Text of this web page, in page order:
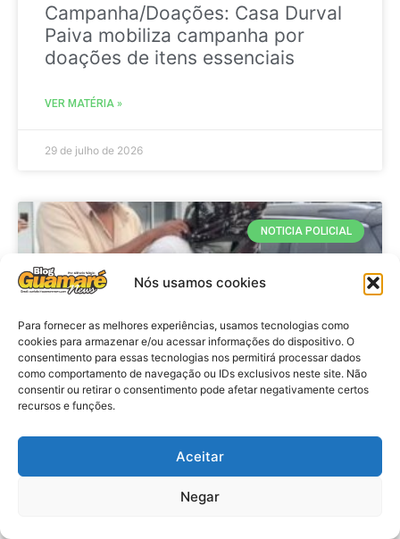
Nós usamos cookies
Para fornecer as melhores experiências, usamos tecnologias como
cookies para armazenar e/ou acessar informações do dispositivo. O
consentimento para essas tecnologias nos permitirá processar dados
como comportamento de navegação ou IDs exclusivos neste site. Não
consentir ou retirar o consentimento pode afetar negativamente certos
recursos e funções.
Aceitar
Negar
Campanha/Doações: Casa Durval
Paiva mobiliza campanha por
doações de itens essenciais
VER MATÉRIA »
29 de julho de 2026
NOTICIA POLICIAL
Policia: Adolescente suspeito de
matar Washington Rodrigo presta
depoimento